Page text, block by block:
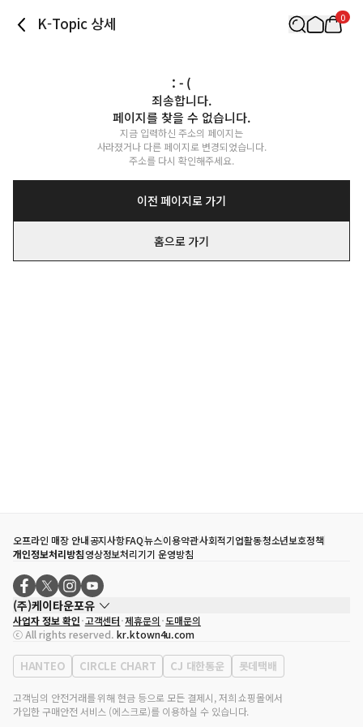
K-Topic 상세 0
: - (
죄송합니다.
페이지를 찾을 수 없습니다.
지금 입력하신 주소의 페이지는
사라졌거나 다른 페이지로 변경되었습니다.
주소를 다시 확인해주세요.
이전 페이지로 가기
홈으로 가기
오프라인 매장 안내공지사항FAQ뉴스이용약관사회적기업활동청소년보호정책
개인정보처리방침영상정보처리기기 운영방침
(주)케이타운포유
대표자
송효민
사업자등록번호
120-87-71116
통신판매업 신고번호 제2011-서울강남-02223
대표전화
02-552-9855
사업자 정보 확인 고객센터 제휴문의 도매문의
ⓒ All rights reserved. kr.ktown4u.com
HANTEO CIRCLE CHART CJ 대한통운 롯데택배
고객님의 안전거래를 위해 현금 등으로 모든 결제시, 저희 쇼핑몰에서
가입한 구매안전 서비스 (에스크로)를 이용하실 수 있습니다.